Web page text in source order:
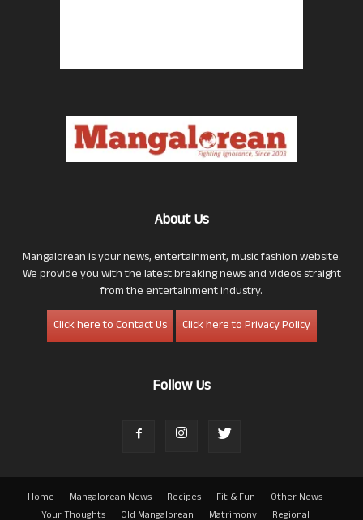
About Us
Mangalorean is your news, entertainment, music fashion website.
We provide you with the latest breaking news and videos straight
from the entertainment industry.
Click here to Contact Us
Click here to Privacy Policy
Follow Us
Home Mangalorean News Recipes Fit & Fun
Other News
Your Thoughts
Old Mangalorean Matrimony Regional